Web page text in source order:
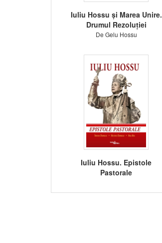
Iuliu Hossu și Marea Unire.
Drumul Rezoluției
De Gelu Hossu
Iuliu Hossu. Epistole
Pastorale